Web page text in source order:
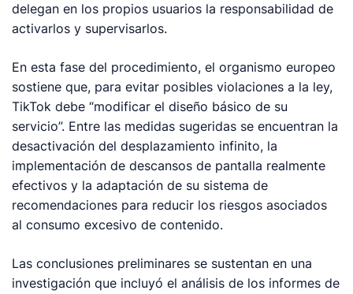
delegan en los propios usuarios la responsabilidad de
activarlos y supervisarlos.
En esta fase del procedimiento, el organismo europeo
sostiene que, para evitar posibles violaciones a la ley,
TikTok debe “modificar el diseño básico de su
servicio”. Entre las medidas sugeridas se encuentran la
desactivación del desplazamiento infinito, la
implementación de descansos de pantalla realmente
efectivos y la adaptación de su sistema de
recomendaciones para reducir los riesgos asociados
al consumo excesivo de contenido.
Las conclusiones preliminares se sustentan en una
investigación que incluyó el análisis de los informes de